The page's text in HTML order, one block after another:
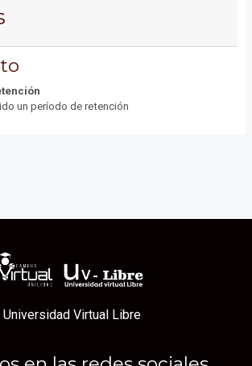
un período de retención
Universidad Virtual Libre